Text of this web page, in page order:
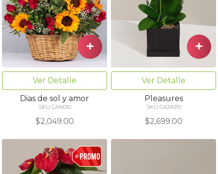
Ver Detalle
Dias de sol y amor
SKU CAN010
$2,049.00
Ver Detalle
Pleasures
SKU CAJA015
$2,699.00